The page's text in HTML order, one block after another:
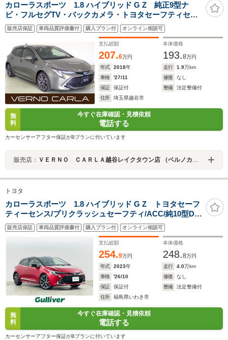
カローラスポーツ 1.8 ハイブリッド G Z 純正9型ナ
ビ・フルセグTV・バックカメラ・トヨタセーフティセン
ス・クリアランスソナー・レーンキープアシスト・レー
ダークルーズコントロール・LEDヘッドライト・純正18
インチアルミホイール・ETC
販売店保証 車両品質評価書付 購入プラン付 オンライン相談可
支払総額
207.6万円
本体価格
193.8万円
年式
2018年 走行 1.9万km
車検
'27/11 修復
なし
保証
保証付 整備
法定整備付
住所
埼玉県越谷市
無
料
今すぐ在庫確認・見積依頼
電話する
カーセンサーアフター保証がBプランに付いています
販売店： ＶＥＲＮＯ ＣＡＲＬＡ越谷レイクタウン店 （ベルノカーラ越谷レイクタウン店）
トヨタ
カローラスポーツ 1.8 ハイブリッド G Z トヨタセーフ
ティーセンス/プリクラッシュセーフティ/ACC/純10型DA/
フルセグTV/ヘッドアップディスプレイ/バックカメラ/シ
ートヒーター(D/N)/ETC2.0/ステアリングスイッチ/BSM
販売店保証 車両品質評価書付 購入プラン付 オンライン相談可
支払総額
254.9万円
本体価格
248.8万円
年式
2023年 走行 4.0万km
車検
'26/10 修復
なし
保証
保証付 整備
法定整備付
住所
福島県いわき市
無
料
今すぐ在庫確認・見積依頼
電話する
カーセンサーアフター保証がBプランに付いています